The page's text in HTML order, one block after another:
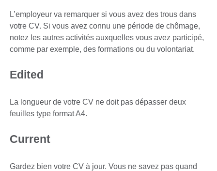
L’employeur va remarquer si vous avez des trous dans
votre CV. Si vous avez connu une période de chômage,
notez les autres activités auxquelles vous avez participé,
comme par exemple, des formations ou du volontariat.
Edited
La longueur de votre CV ne doit pas dépasser deux
feuilles type format A4.
Current
Gardez bien votre CV à jour. Vous ne savez pas quand